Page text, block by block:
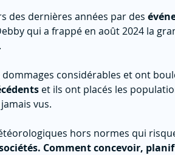
des dernières années par des
qui a frappé en août 2024 la
considérables et ont
et ils ont placés les
vus.
hors normes qui
Comment concevoir,